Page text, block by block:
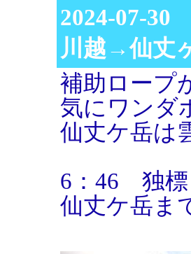
2024-07-
川越→仙丈
補助ロープ
気にワンダ
仙丈ケ岳は
6：46 独標
仙丈ケ岳ま